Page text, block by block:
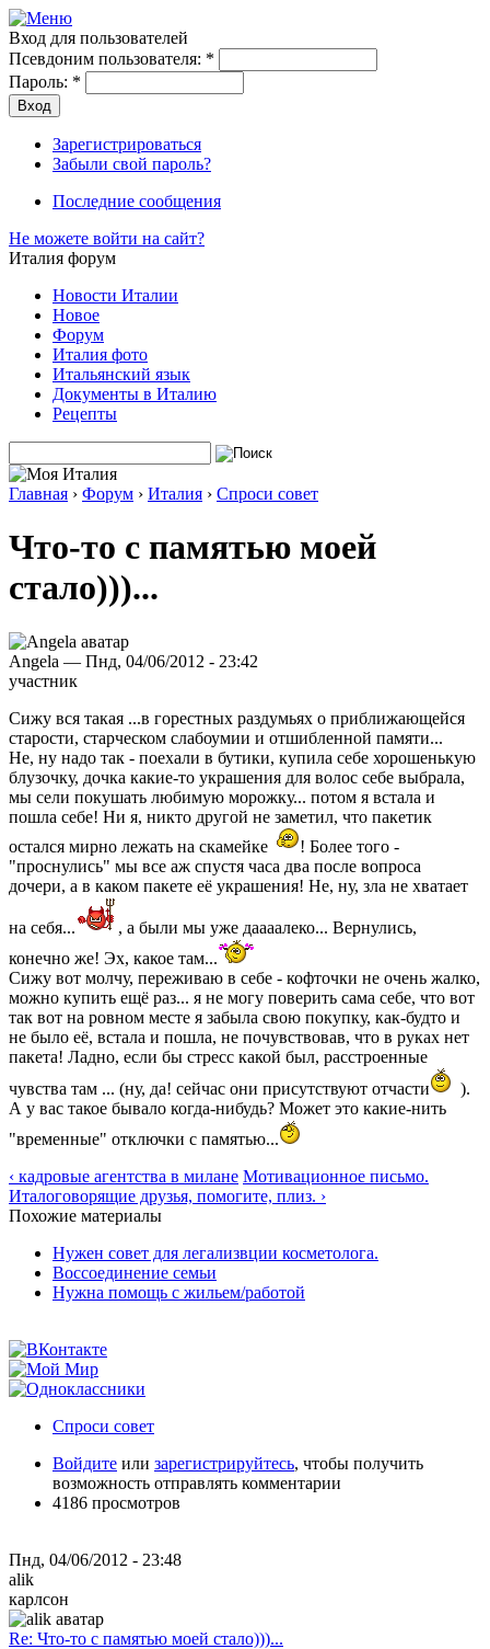
Вход для пользователей
Псевдоним пользователя: *
Пароль: *
Зарегистрироваться
Забыли свой пароль?
Последние сообщения
Не можете войти на сайт?
Италия форум
Новости Италии
Новое
Форум
Италия фото
Итальянский язык
Документы в Италию
Рецепты
Главная › Форум › Италия › Спроси совет
Что-то с памятью моей
стало)))...
Angela — Пнд, 04/06/2012 - 23:42
участник
Сижу вся такая ...в горестных раздумьях о приближающейся
старости, старческом слабоумии и отшибленной памяти...
Не, ну надо так - поехали в бутики, купила себе хорошенькую
блузочку, дочка какие-то украшения для волос себе выбрала,
мы сели покушать любимую морожку... потом я встала и
пошла себе! Ни я, никто другой не заметил, что пакетик
остался мирно лежать на скамейке
! Более того -
"проснулись" мы все аж спустя часа два после вопроса
дочери, а в каком пакете её украшения! Не, ну, зла не хватает
на себя...
, а были мы уже даааалеко... Вернулись,
конечно же! Эх, какое там...
Сижу вот молчу, переживаю в себе - кофточки не очень жалко,
можно купить ещё раз... я не могу поверить сама себе, что вот
так вот на ровном месте я забыла свою покупку, как-будто и
не было её, встала и пошла, не почувствовав, что в руках нет
пакета! Ладно, если бы стресс какой был, расстроенные
чувства там ... (ну, да! сейчас они присутствуют отчасти
).
А у вас такое бывало когда-нибудь? Может это какие-нить
"временные" отключки с памятью...
‹ кадровые агентства в милане Мотивационное письмо.
Италоговорящие друзья, помогите, плиз. ›
Похожие материалы
Нужен совет для легализвции косметолога.
Воссоединение семьи
Нужна помощь с жильем/работой
Спроси совет
Войдите или зарегистрируйтесь, чтобы получить
возможность отправлять комментарии
4186 просмотров
Пнд, 04/06/2012 - 23:48
alik
карлсон
Re: Что-то с памятью моей стало)))...